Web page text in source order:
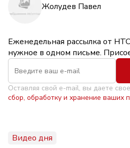
Жолудев Павел
Еженедельная рассылка от
нужное в одном письме.
Оставляя свой e-mail, вы даете
сбор, обработку и хранение ваших
Видео дня